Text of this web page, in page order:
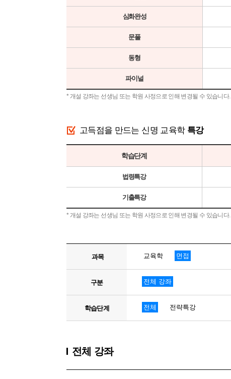
심화완성
문풀
동형
파이널
* 개설 강좌는 선생님 또는 학원 사정으로 인해 변경될 수 있습니다.
고득점을 만드는 신명 교육학 특강
학습단계
법령특강
기출특강
* 개설 강좌는 선생님 또는 학원 사정으로 인해 변경될 수 있습니다.
과목 교육학 면접
구분 전체 강좌
학습단계 전체 전략특강
전체 강좌